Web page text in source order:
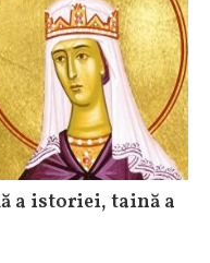
a istoriei, taină a